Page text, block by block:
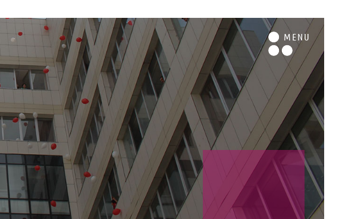
MENU